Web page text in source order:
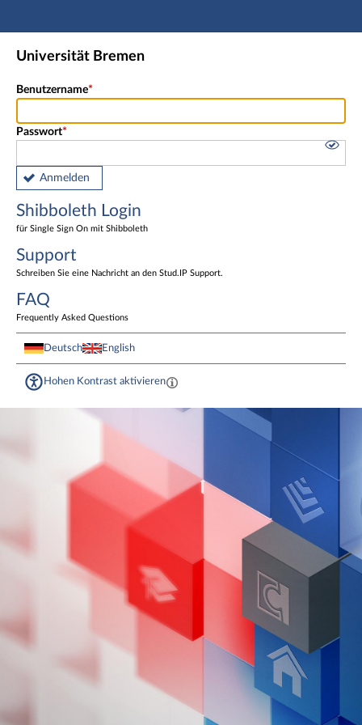
Hauptnavigation
Shibboleth Login
Universität Bremen
Benutzername
Passwort
Anmelden
Shibboleth Login
für Single Sign On mit Shibboleth
Support
Schreiben Sie eine Nachricht an den Stud.IP Support.
FAQ
Frequently Asked Questions
Deutsch English
Hohen Kontrast aktivieren